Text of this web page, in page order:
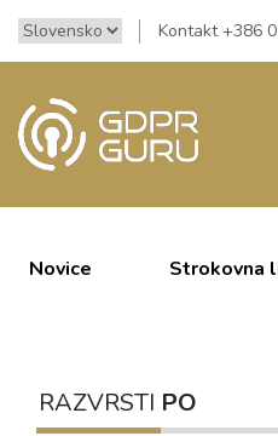
Kontakt +386
Novice Strokovna
RAZVRSTI PO